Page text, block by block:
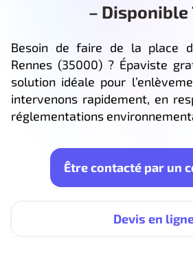
–
Besoin de faire de la place
Rennes (35000) ? Épaviste
solution idéale pour
intervenons rapidement, en
réglementations
Être contacté par un
Devis en